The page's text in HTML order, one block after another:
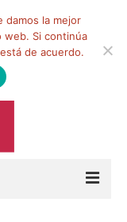
damos la mejor
web. Si continúa
de acuerdo.